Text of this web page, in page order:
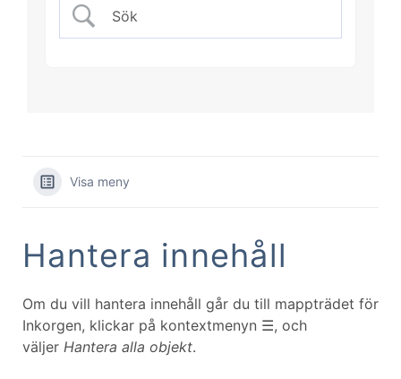
Visa meny
Hantera innehåll
Om du vill hantera innehåll går du till mappträdet för
Inkorgen, klickar på kontextmenyn ☰, och
väljer Hantera alla objekt.